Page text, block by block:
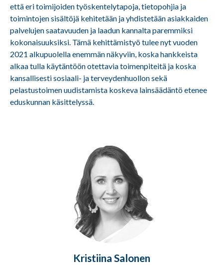
että eri toimijoiden työskentelytapoja, tietopohjia ja
toimintojen sisältöjä kehitetään ja yhdistetään asiakkaiden
palvelujen saatavuuden ja laadun kannalta paremmiksi
kokonaisuuksiksi. Tämä kehittämistyö tulee nyt vuoden
2021 alkupuolella enemmän näkyviin, koska hankkeista
alkaa tulla käytäntöön otettavia toimenpiteitä ja koska
kansallisesti sosiaali- ja terveydenhuollon sekä
pelastustoimen uudistamista koskeva lainsäädäntö etenee
eduskunnan käsittelyssä.
Kristiina Salonen